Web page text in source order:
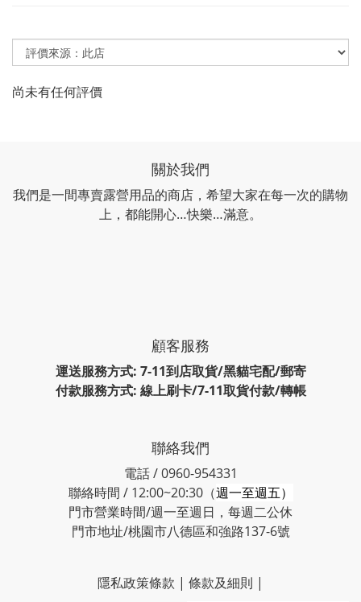
尚未有任何評價
關於我們
我們是一間專賣露營用品的商店，希望大家在每一次的購物
上，都能開心…快樂…滿意。
顧客服務
運送服務方式: 7-11到店取貨/黑貓宅配/郵寄
付款服務方式: 線上刷卡/7-11取貨付款/轉帳
聯絡我們
電話 / 0960-954331
聯絡時間 / 12:00~20:30（週一至週五）
門市營業時間/週一至週日，每週二公休
門市地址/桃園市八德區和強路137-6號
隱私政策條款 | 條款及細則 |